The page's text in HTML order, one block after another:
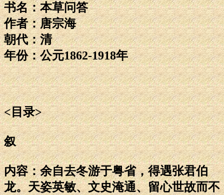
书名：本草问答
作者：唐宗海
朝代：清
年份：公元1862-1918年
<目录>
叙
内容：余自去冬游于粤省，得遇张君伯
龙。天姿英敏、文史淹通、留心世故而不